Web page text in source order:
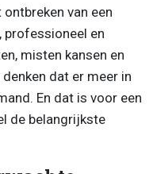
van een
professioneel en
misten kansen en
dat er meer in
En dat is voor een
de belangrijkste